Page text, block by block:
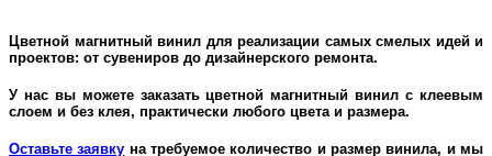
Цветной магнитный винил для реализации самых смелых идей и
проектов: от сувениров до дизайнерского ремонта.
У нас вы можете заказать цветной магнитный винил с клеевым
слоем и без клея, практически любого цвета и размера.
Оставьте заявку на требуемое количество и размер винила, и мы